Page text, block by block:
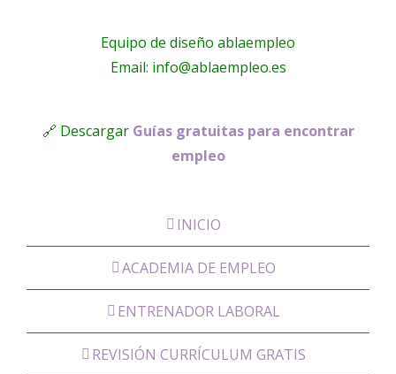
Equipo de diseño ablaempleo
Email: info@ablaempleo.es
🔗 Descargar Guías gratuitas para encontrar
empleo
INICIO
ACADEMIA DE EMPLEO
ENTRENADOR LABORAL
REVISIÓN CURRÍCULUM GRATIS